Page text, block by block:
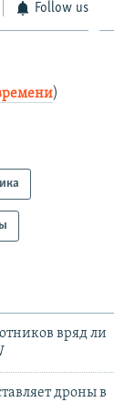
Follow us
)
вряд ли
дроны в